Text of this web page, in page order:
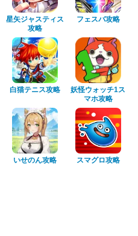
星矢ジャスティス
攻略
フェスバ攻略
白猫テニス攻略
妖怪ウォッチ1ス
マホ攻略
いせのん攻略 スマグロ攻略